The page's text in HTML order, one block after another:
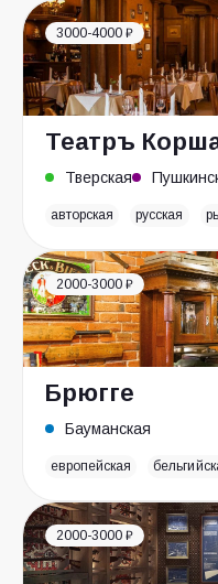
3000-4000 ₽
Театръ
Тверская
авторская русская
2000-3000 ₽
Брюгге
Бауманская
европейская
2000-3000 ₽